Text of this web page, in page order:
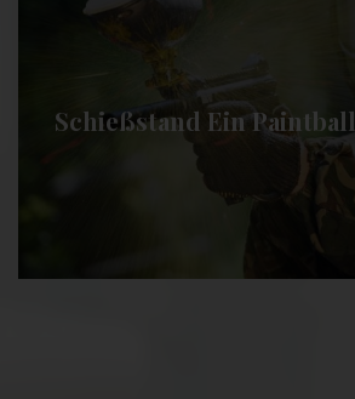
Schießstand Ein Paintball